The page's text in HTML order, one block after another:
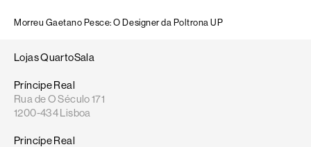
Morreu Gaetano Pesce: O Designer da Poltrona UP
Lojas QuartoSala
Príncipe Real
Rua de O Século 171
1200-434 Lisboa
Princípe Real